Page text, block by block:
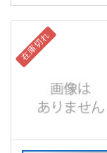
在庫切れ